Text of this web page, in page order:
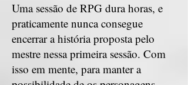
Uma sessão de RPG dura horas, e
praticamente nunca consegue
encerrar a história proposta pelo
mestre nessa primeira sessão. Com
isso em mente, para manter a